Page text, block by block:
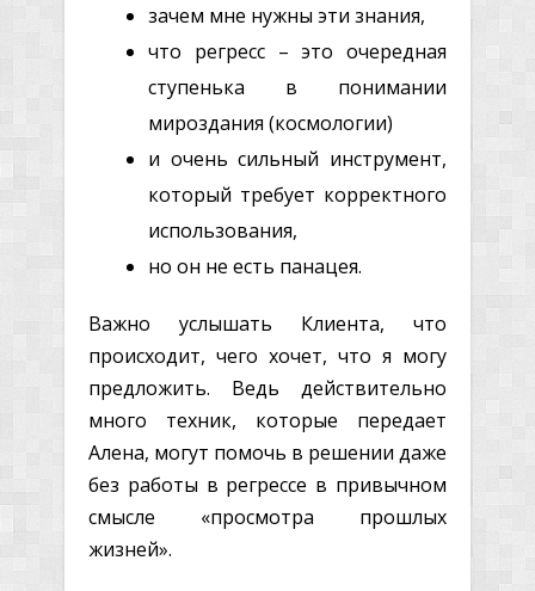
зачем мне нужны эти знания,
что регресс – это очередная
ступенька в понимании
мироздания (космологии)
и очень сильный инструмент,
который требует корректного
использования,
но он не есть панацея.
Важно услышать Клиента, что
происходит, чего хочет, что я могу
предложить. Ведь действительно
много техник, которые передает
Алена, могут помочь в решении даже
без работы в регрессе в привычном
смысле «просмотра прошлых
жизней».